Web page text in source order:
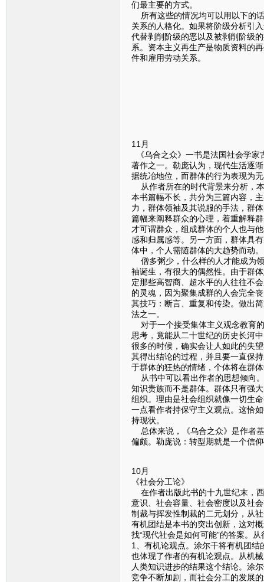
们最主要的方式。
所有这些的情况均可以用以下的
关系的人格化。如果将阶级分析引
代替剥削阶级的恶以及被剥削阶级
系。资本主义再生产是物质资料的
件和雇用劳动关系。
11月
《乌合之众》一书是法国社会学家
著作之一。勒庞认为，现代生活逐
据统冶地位，而群体的行为表现为
从作者所在的时代背景来分析，
本书篇幅不长，共分为三篇内容，
力，群体领袖及其说服的手法，群
篇幅来阐释群众的心理，着重解释
才可谓群众，组成群体的个人也与
感和归属感等。另一方面，群体具
体中，个人需随群体的大趋势而动。
僧多粥少，什么样的人才能成为
袖诞生，有很大的偶然性。由于群
定那些高智商、超水平的人往往不
的灵魂，因为聚集成群的人会完全
其技巧：断言、重复和传染。做出
法之一。
对于一个接受集体主义观念教育
思考，竟能从二十世纪的历史长河
很多的时候，确实会让人如此的失
其得出结论的过程，并且要一直保
于群体的狂热的情绪，个体将在群
从书中可以看出作者的思想倾向
知识贵族而不是群体。群体只有强
组织。理由是社会组织就像一切生
一点看作者持保守主义观点。这恰
持现状。
总体来说，《乌合之众》是作者
偏颇。勒庞说：转型期就是一个信
10月
《社会分工论》
在作者出版此书的十九世纪末，
意识、社会容量、社会密度以及社
制裁与挥发性制裁的二元划分，从
有机团结是本书的突出创新，这对
找“现代社会是如何可能”的答案。
1、有机论观点。涂尔干将有机团
也体现了作者的有机论观点。从机
人类知识进步的结果这个结论。涂
竞争不断加剧，而社会分工的发展